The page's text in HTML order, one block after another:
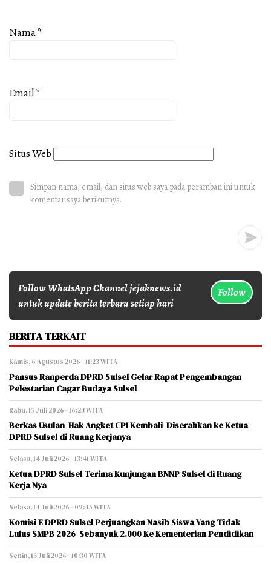
Nama*
Email*
Situs Web
Simpan nama, email, dan situs web saya pada peramban ini untuk
komentar saya berikutnya.
Follow WhatsApp Channel jejaknews.id
untuk update berita terbaru setiap hari
Follow
BERITA TERKAIT
Kamis, 6 Agustus 2026 - 11:23 WITA
Pansus Ranperda DPRD Sulsel Gelar Rapat Pengembangan
Pelestarian Cagar Budaya Sulsel
Rabu, 15 Juli 2026 - 16:23 WITA
Berkas Usulan Hak Angket CPI Kembali Diserahkan ke Ketua
DPRD Sulsel di Ruang Kerjanya
Selasa, 14 Juli 2026 - 13:41 WITA
Ketua DPRD Sulsel Terima Kunjungan BNNP Sulsel di Ruang
Kerja Nya
Selasa, 14 Juli 2026 - 09:45 WITA
Komisi E DPRD Sulsel Perjuangkan Nasib Siswa Yang Tidak
Lulus SMPB 2026 Sebanyak 2.000 Ke Kementerian Pendidikan
Senin, 13 Juli 2026 - 10:30 WITA